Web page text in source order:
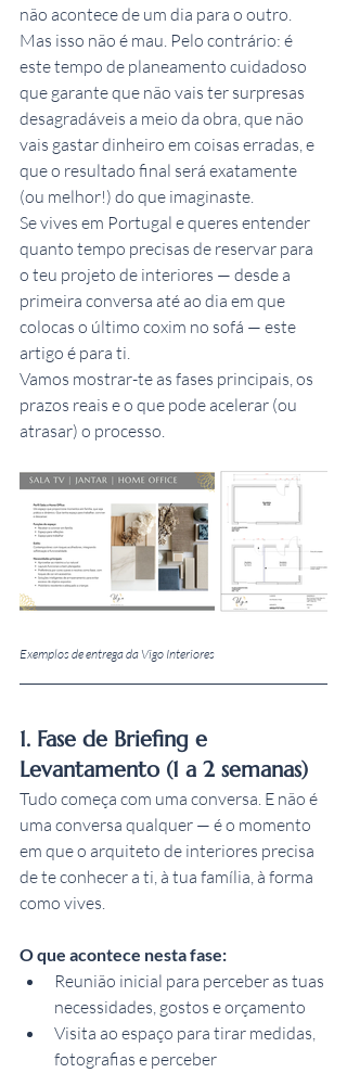
não acontece de um dia para o outro.
Mas isso não é mau. Pelo contrário: é
este tempo de planeamento cuidadoso
que garante que não vais ter surpresas
desagradáveis a meio da obra, que não
vais gastar dinheiro em coisas erradas, e
que o resultado final será exatamente
(ou melhor!) do que imaginaste.
Se vives em Portugal e queres entender
quanto tempo precisas de reservar para
o teu projeto de interiores — desde a
primeira conversa até ao dia em que
colocas o último coxim no sofá — este
artigo é para ti.
Vamos mostrar-te as fases principais, os
prazos reais e o que pode acelerar (ou
atrasar) o processo.
Exemplos de entrega da Vigo Interiores
1. Fase de Briefing e
Levantamento (1 a 2 semanas)
Tudo começa com uma conversa. E não é
uma conversa qualquer — é o momento
em que o arquiteto de interiores precisa
de te conhecer a ti, à tua família, à forma
como vives.
O que acontece nesta fase:
Reunião inicial para perceber as tuas
necessidades, gostos e orçamento
Visita ao espaço para tirar medidas,
fotografias e perceber